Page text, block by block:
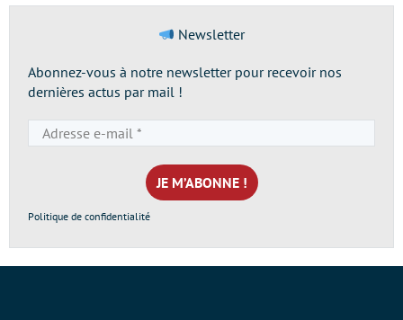
Newsletter
Abonnez-vous à notre newsletter pour recevoir nos
dernières actus par mail !
e-
mail
*
Politique de confidentialité